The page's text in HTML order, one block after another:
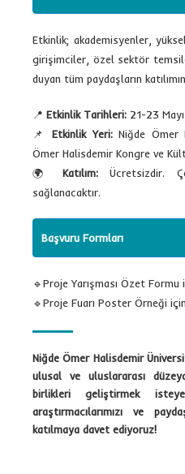
Etkinlik; akademisyenler,
girişimciler, özel sektör
duyan tüm paydaşların
📍 Etkinlik Tarihleri: 21-23
📌Etkinlik Yeri:Niğde Ömer
Ömer Halisdemir Kongre ve
🌍Katılım: Ücretsizdir.
sağlanacaktır.
Başvuru Formları
🔹Proje Yarışması Özet Formu
🔹Proje Fuarı Poster Örneği için
Niğde Ömer Halisdemir
ulusal ve uluslararası
birlikleri geliştirmek
araştırmacılarımızı ve
katılmaya davet ediyoruz!